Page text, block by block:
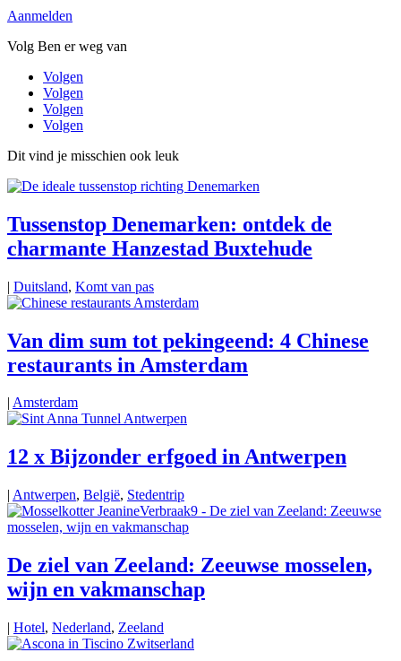
Aanmelden
Volg Ben er weg van
Volgen
Volgen
Volgen
Volgen
Dit vind je misschien ook leuk
Tussenstop Denemarken: ontdek de
charmante Hanzestad Buxtehude
| Duitsland, Komt van pas
Van dim sum tot pekingeend: 4 Chinese
restaurants in Amsterdam
| Amsterdam
12 x Bijzonder erfgoed in Antwerpen
| Antwerpen, België, Stedentrip
De ziel van Zeeland: Zeeuwse mosselen,
wijn en vakmanschap
| Hotel, Nederland, Zeeland